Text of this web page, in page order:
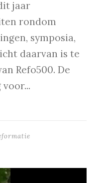
jaar
rondom
symposia,
daarvan is te
Refo500. De